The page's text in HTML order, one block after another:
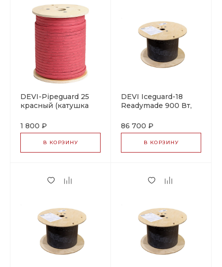
DEVI-Pipeguard 25
красный (катушка
саморегулирующийся
греющий кабель
1 800 ₽
В КОРЗИНУ
DEVI Iceguard-18
Readymade 900 Вт,
саморегулирующийся
греющий кабель
86 700 ₽
В КОРЗИНУ